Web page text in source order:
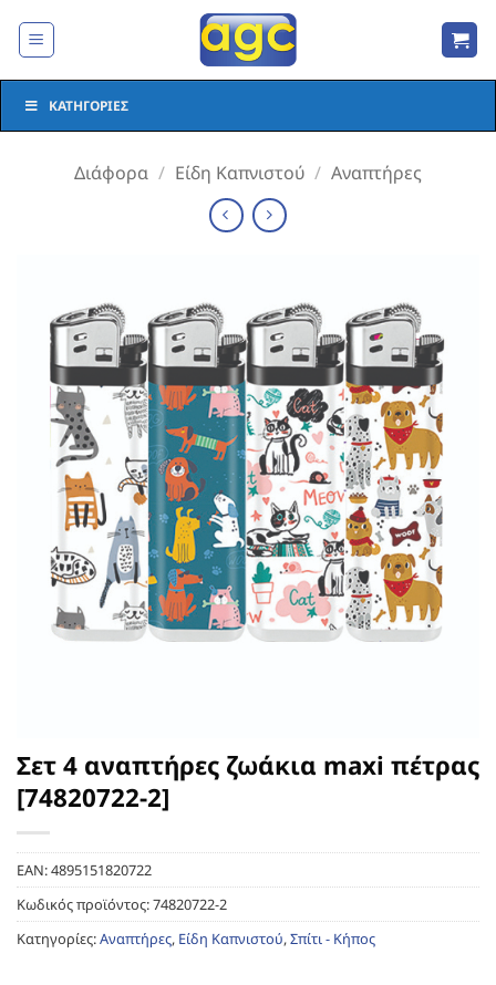
στο
ΚΑΤΗΓΟΡΊΕΣ
Διάφορα / Είδη Καπνιστού / Αναπτήρες
Σετ 4 αναπτήρες ζωάκια maxi πέτρας
[74820722-2]
EAN:4895151820722
Κωδικός προϊόντος:74820722-2
Κατηγορίες:Αναπτήρες, Είδη Καπνιστού,Σπίτι - Κήπος